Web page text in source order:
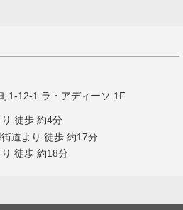
1-12-1 ラ・アディーソ 1F
徒歩 約4分
道より 徒歩 約17分
徒歩 約18分